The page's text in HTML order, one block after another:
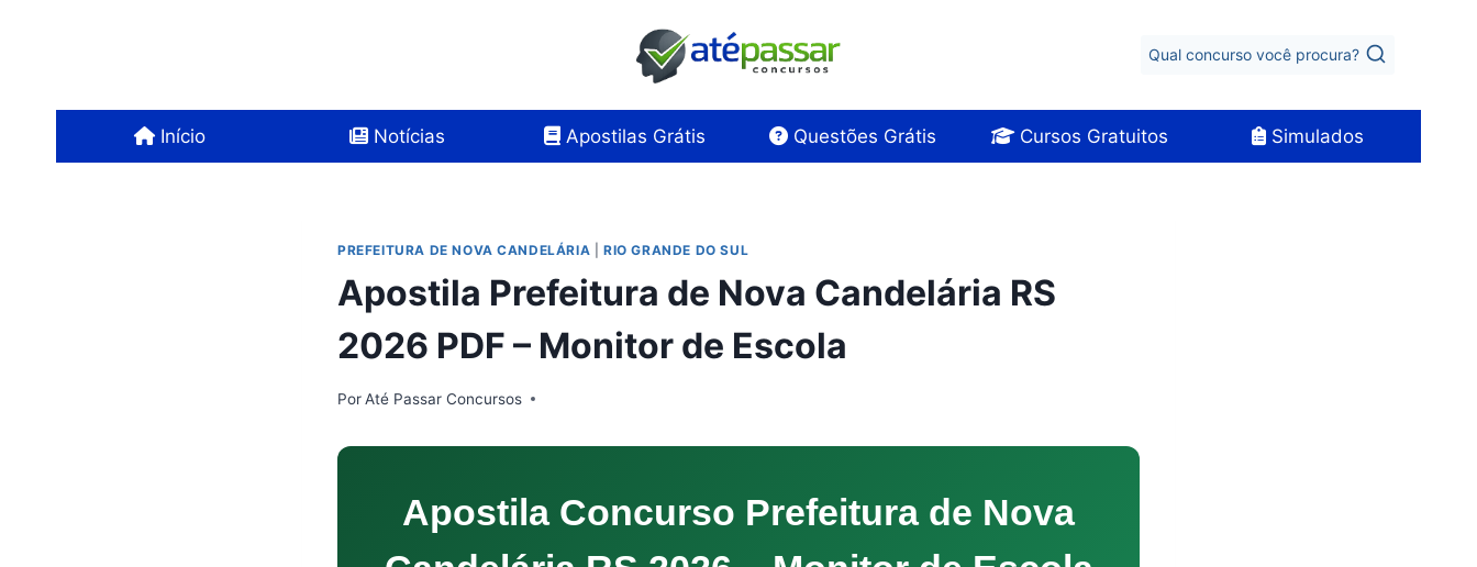
Qual concurso você procura?
Início Notícias Apostilas Grátis Questões Grátis Cursos Gratuitos Simulados
PREFEITURA DE NOVA CANDELÁRIA |RIO GRANDE DO SUL
Apostila Prefeitura de Nova Candelária RS
2026 PDF – Monitor de Escola
PorAté Passar Concursos
Apostila Concurso Prefeitura de Nova